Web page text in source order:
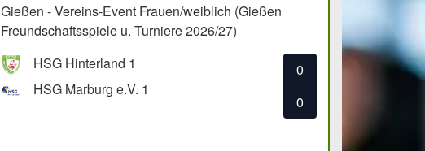
Gießen - Vereins-Event Frauen/weiblich (Gießen
Freundschaftsspiele u. Turniere 2026/27)
HSG Hinterland 1
HSG Marburg e.V. 1
0
0